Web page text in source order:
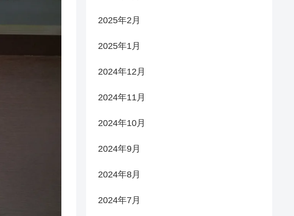
2025年2月
2025年1月
2024年12月
2024年11月
2024年10月
2024年9月
2024年8月
2024年7月